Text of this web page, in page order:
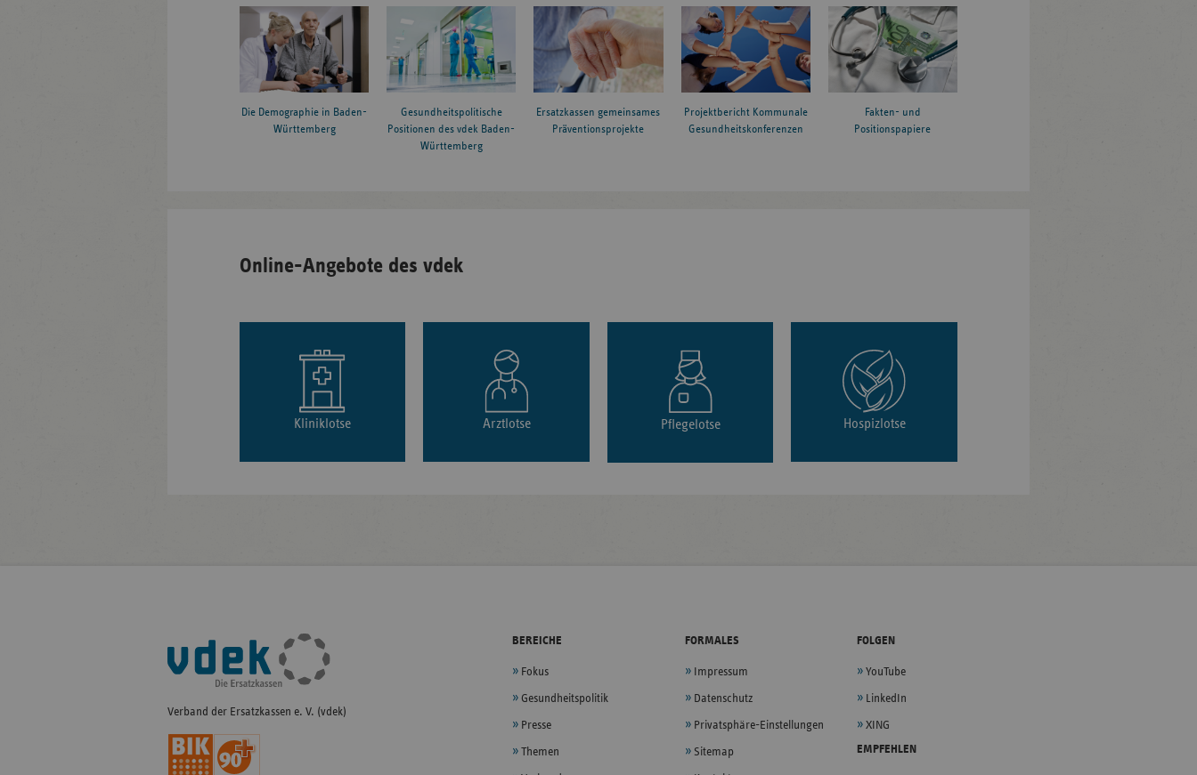
Die Demographie in Baden-
Württemberg
Gesundheitspolitische
Positionen des vdek Baden-
Württemberg
Ersatzkassen gemeinsames
Präventionsprojekte
Projektbericht Kommunale
Gesundheitskonferenzen
Fakten- und
Positionspapiere
Online-Angebote des vdek
Kliniklotse Arztlotse Pflegelotse Hospizlotse
Fußleisten-
Navigation
Verband der Ersatzkassen e. V. (vdek)
BEREICHE
Fokus
Gesundheitspolitik
Presse
Themen
FORMALES
Impressum
Datenschutz
Privatsphäre-Einstellungen
Sitemap
FOLGEN
YouTube
LinkedIn
XING
EMPFEHLEN